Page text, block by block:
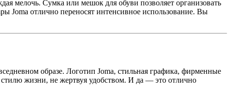
мелочь. Сумка или мешок для обуви позволяет организовать
Joma отлично переносят интенсивное использование. Вы
образе. Логотип Joma, стильная графика, фирменные
жизни, не жертвуя удобством. И да — это отлично